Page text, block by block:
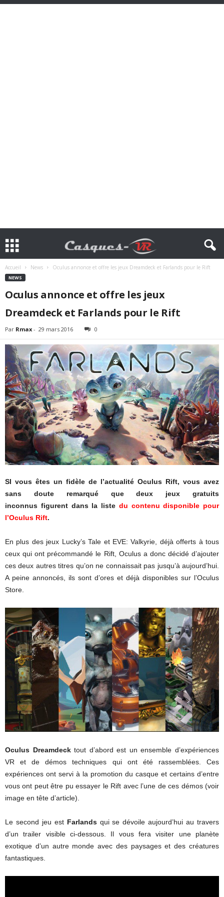
Accueil News Oculus annonce et offre les jeux Dreamdeck et Farlands pour le Rift
NEWS
Oculus annonce et offre les jeux
Dreamdeck et Farlands pour le Rift
Par Rmax - 29 mars 2016 0
SI vous êtes un fidèle de l’actualité Oculus Rift, vous avez
sans doute remarqué que deux jeux gratuits
inconnus figurent dans la liste du contenu disponible pour
l’Oculus Rift.
En plus des jeux Lucky’s Tale et EVE: Valkyrie, déjà offerts à tous
ceux qui ont précommandé le Rift, Oculus a donc décidé d’ajouter
ces deux autres titres qu’on ne connaissait pas jusqu’à aujourd’hui.
A peine annoncés, ils sont d’ores et déjà disponibles sur l’Oculus
Store.
Oculus Dreamdecktout d’abord est un ensemble d’expériences
VR et de démos techniques qui ont été rassemblées. Ces
expériences ont servi à la promotion du casque et certains d’entre
vous ont peut être pu essayer le Rift avec l’une de ces démos (voir
image en tête d’article).
Le second jeu est Farlandsqui se dévoile aujourd’hui au travers
d’un trailer visible ci-dessous. Il vous fera visiter une planète
exotique d’un autre monde avec des paysages et des créatures
fantastiques.